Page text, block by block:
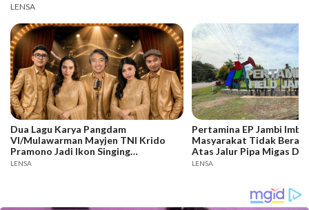
LENSA
Dua Lagu Karya Pangdam
VI/Mulawarman Mayjen TNI Krido
Pramono Jadi Ikon Singing
Competition HUT Ke-81 RI
LENSA
Pertamina EP Jambi
Masyarakat Tidak
Atas Jalur Pipa Migas
Keselamatan Bersama
LENSA